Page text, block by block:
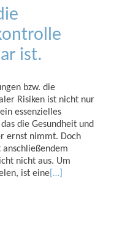
ist.
bzw. die
Risiken ist nicht nur
essenzielles
die Gesundheit und
ernst nimmt. Doch
nicht aus. Um
ist eine […]